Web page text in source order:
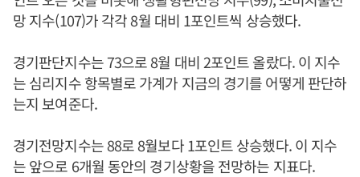
망 지수(107)가 각각 8월 대비 1포인트씩 상승했다.
경기판단지수는 73으로 8월 대비 2포인트 올랐다. 이 지수
는 심리지수 항목별로 가계가 지금의 경기를 어떻게 판단하
는지 보여준다.
경기전망지수는 88로 8월보다 1포인트 상승했다. 이 지수
는 앞으로 6개월 동안의 경기상황을 전망하는 지표다.